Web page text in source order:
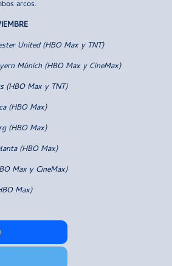
arcos.
United (HBO Max y TNT)
Múnich (HBO Max y CineMax)
(HBO Max y TNT)
(HBO Max)
(HBO Max)
(HBO Max)
Max y CineMax)
Max)